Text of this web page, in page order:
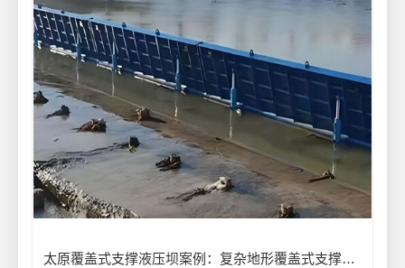
太原覆盖式支撑液压坝案例：复杂地形覆盖式支撑液压坝安装应用